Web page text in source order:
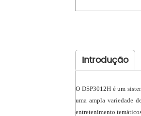
Introdução
O DSP3012H é um
uma ampla variedade
entretenimento